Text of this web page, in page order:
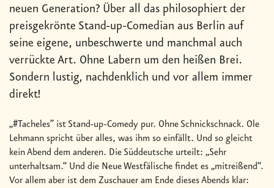
neuen Generation? Über all das philosophiert der
preisgekrönte Stand-up-Comedian aus Berlin auf
seine eigene, unbeschwerte und manchmal auch
verrückte Art. Ohne Labern um den heißen Brei.
Sondern lustig, nachdenklich und vor allem immer
direkt!
„#Tacheles” ist Stand-up-Comedy pur. Ohne Schnickschnack. Ole
Lehmann spricht über alles, was ihm so einfällt. Und so gleicht
kein Abend dem anderen. Die Süddeutsche urteilt: „Sehr
unterhaltsam.“ Und die Neue Westfälische findet es „mitreißend“.
Vor allem aber ist dem Zuschauer am Ende dieses Abends klar: